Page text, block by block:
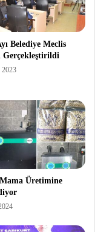
Belediye Meclis
Gerçekleştirildi
2023
Üretimine